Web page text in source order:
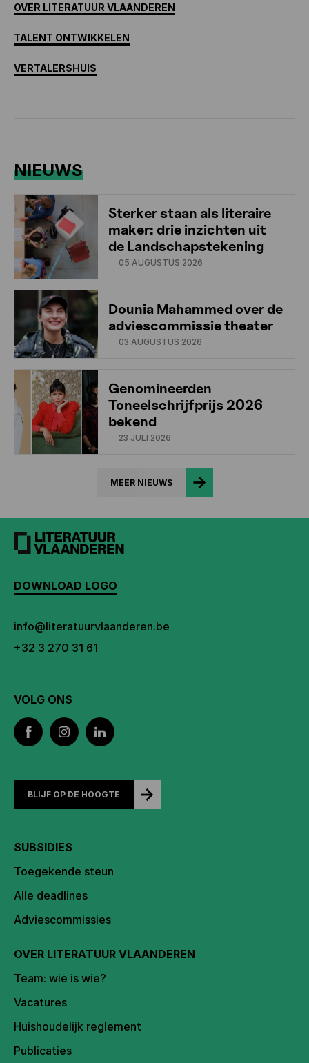
OVER LITERATUUR VLAANDEREN
TALENT ONTWIKKELEN
VERTALERSHUIS
NIEUWS
Sterker staan als literaire
maker: drie inzichten uit
de Landschapstekening
05 AUGUSTUS 2026
Dounia Mahammed over de
adviescommissie theater
03 AUGUSTUS 2026
Genomineerden
Toneelschrijfprijs 2026
bekend
23 JULI 2026
MEER NIEUWS
DOWNLOAD LOGO
info@literatuurvlaanderen.be
+32 3 270 31 61
VOLG ONS
BLIJF OP DE HOOGTE
SUBSIDIES
Toegekende steun
Alle deadlines
Adviescommissies
OVER LITERATUUR VLAANDEREN
Team: wie is wie?
Vacatures
Huishoudelijk reglement
Publicaties